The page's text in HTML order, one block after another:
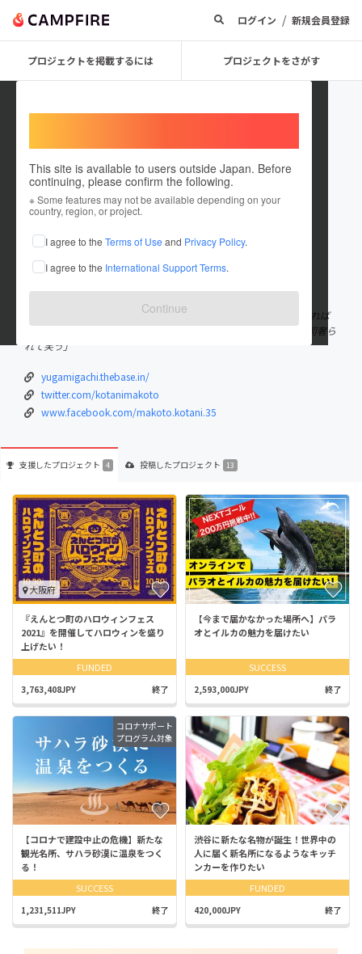
ログイン / 新規会員登録
プロジェクトを掲載するには プロジェクトをさがす
This site is available to users outside Japan. Before
continuing, please confirm the following.
※ Some features may not be available depending on your
country, region, or project.
I agree to the Terms of Use and Privacy Policy.
I agree to the International Support Terms.
Continue
kotani
これまでに4回支援して13件のプロジェクトを投稿しています
在住国：日本 現在地：東京都
出身国：日本 出身地：兵庫県
生き方「ホームレス」 職業「神社」 好きな食べ物「寿司」※高ければ
高い程最高 目標「だいたいで世界の人と家族になって全員から寿司奢ら
れて笑う」
yugamigachi.thebase.in/
twitter.com/kotanimakoto
www.facebook.com/makoto.kotani.35
支援したプロジェクト 4 投稿したプロジェクト 13
大阪府
『えんとつ町のハロウィンフェス
2021』を開催してハロウィンを盛り
上げたい！
FUNDED
3,763,408JPY 終了
【今まで届かなかった場所へ】パラ
オとイルカの魅力を届けたい
SUCCESS
2,593,000JPY 終了
コロナサポート
プログラム対象
【コロナで建設中止の危機】新たな
観光名所、サハラ砂漠に温泉をつく
る！
SUCCESS
1,231,511JPY 終了
渋谷に新たな名物が誕生！世界中の
人に届く新名所になるようなキッチ
ンカーを作りたい
FUNDED
420,000JPY 終了